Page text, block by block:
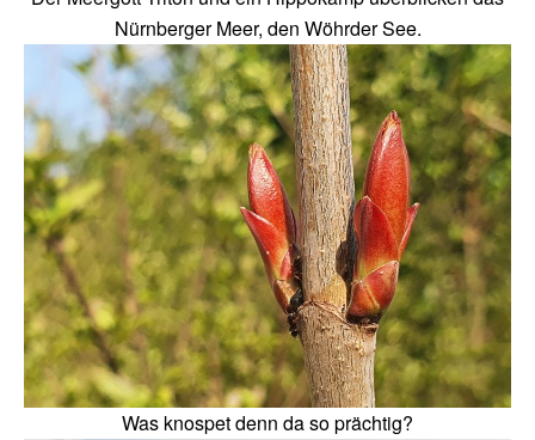
Nürnberger Meer, den Wöhrder See.
Was knospet denn da so prächtig?